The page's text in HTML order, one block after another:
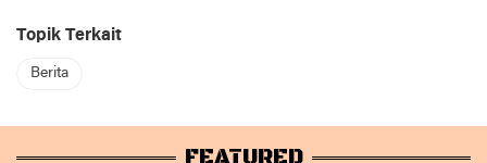
Topik Terkait
Berita